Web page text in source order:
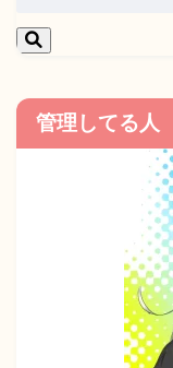
管理してる人